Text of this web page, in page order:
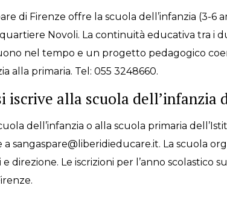
di Firenze offre la scuola dell’infanzia (3-6
Novoli. La continuità educativa tra i
nel tempo e un progetto pedagogico
alla primaria. Tel: 055 3248660.
iscrive alla scuola dell’infanzia
dell’infanzia o alla scuola primaria
a sangaspare@liberidieducare.it. La scuola
direzione. Le iscrizioni per l’anno scolastico